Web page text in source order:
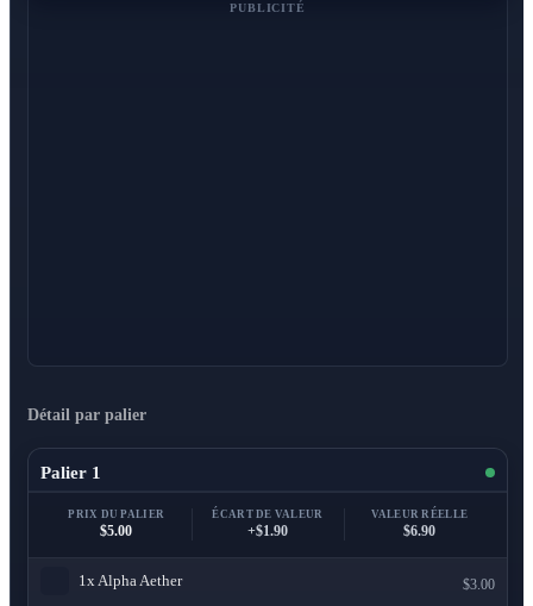
PUBLICITÉ
Détail par palier
Palier 1
PRIX DU PALIER
$5.00
ÉCART DE VALEUR
+$1.90
VALEUR RÉELLE
$6.90
1x Alpha Aether $3.00